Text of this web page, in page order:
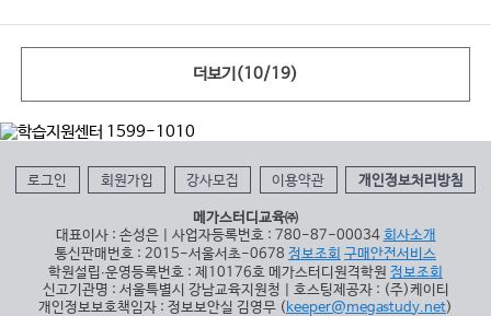
더보기(10/19)
로그인 회원가입 강사모집 이용약관 개인정보처리방침
메가스터디교육㈜
대표이사 : 손성은 | 사업자등록번호 : 780-87-00034 회사소개
통신판매번호 : 2015-서울서초-0678 정보조회 구매안전서비스
학원설립∙운영등록번호 : 제10176호 메가스터디원격학원 정보조회
신고기관명 : 서울특별시 강남교육지원청 | 호스팅제공자 : (주)케이티
개인정보보호책임자 : 정보보안실 김영무 ( keeper@megastudy.net)